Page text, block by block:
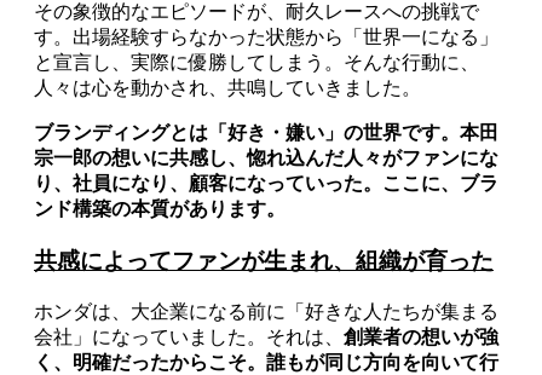
その象徴的なエピソードが、耐久レースへの挑戦で
す。出場経験すらなかった状態から「世界一になる」
と宣言し、実際に優勝してしまう。そんな行動に、
人々は心を動かされ、共鳴していきました。
ブランディングとは「好き・嫌い」の世界です。本田
宗一郎の想いに共感し、惚れ込んだ人々がファンにな
り、社員になり、顧客になっていった。ここに、ブラ
ンド構築の本質があります。
共感によってファンが生まれ、組織が育った
ホンダは、大企業になる前に「好きな人たちが集まる
会社」になっていました。それは、 創業者の想いが強
く、明確だったからこそ。誰もが同じ方向を向いて行